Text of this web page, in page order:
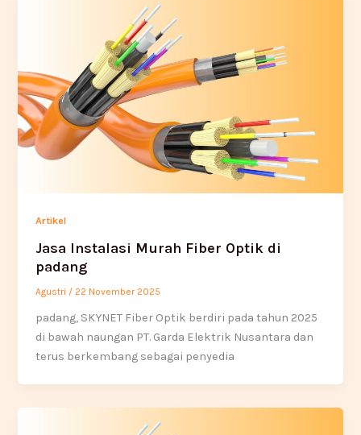
Artikel
Jasa Instalasi Murah Fiber Optik di
padang
Agustri / 22 November 2025
padang, SKYNET Fiber Optik berdiri pada tahun 2025
di bawah naungan PT. Garda Elektrik Nusantara dan
terus berkembang sebagai penyedia